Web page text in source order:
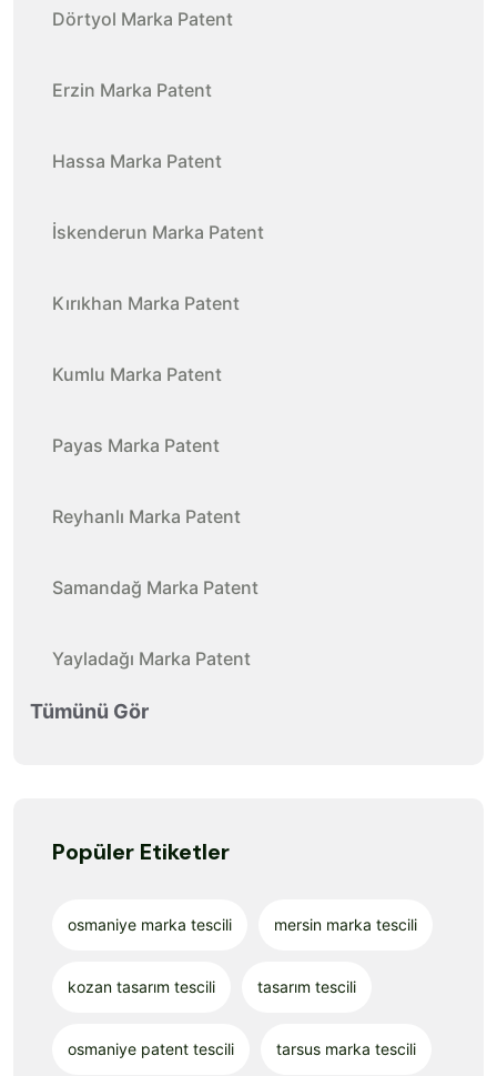
Dörtyol Marka Patent
Erzin Marka Patent
Hassa Marka Patent
İskenderun Marka Patent
Kırıkhan Marka Patent
Kumlu Marka Patent
Payas Marka Patent
Reyhanlı Marka Patent
Samandağ Marka Patent
Yayladağı Marka Patent
Tümünü Gör
Popüler Etiketler
osmaniye marka tescili mersin marka tescili
kozan tasarım tescili tasarım tescili
osmaniye patent tescili tarsus marka tescili